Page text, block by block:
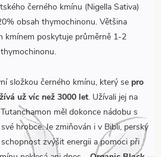
černého kmínu (Nigella Sativa)
obsah thymochinonu. Většina
kmínem poskytuje průměrně 1-2
složkou černého kmínu, který se pro
už víc než 3000 let. Užívali jej na
měl dokonce nádobu s
hrobce. Je zmiňován i v Bibli, perský
zvýšit energii a pomoci při